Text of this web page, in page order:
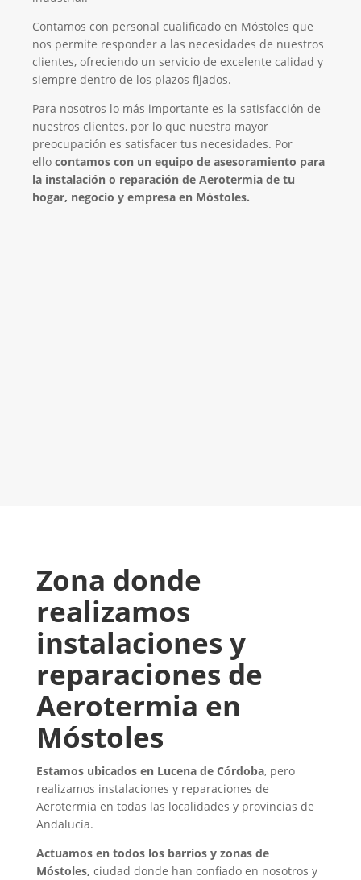
Contamos con personal cualificado en Móstoles que
nos permite responder a las necesidades de nuestros
clientes, ofreciendo un servicio de excelente calidad y
siempre dentro de los plazos fijados.
Para nosotros lo más importante es la satisfacción de
nuestros clientes, por lo que nuestra mayor
preocupación es satisfacer tus necesidades. Por
ello contamos con un equipo de asesoramiento para
la instalación o reparación de Aerotermia de tu
hogar, negocio y empresa en Móstoles.
Zona donde
realizamos
instalaciones y
reparaciones de
Aerotermia en
Móstoles
Estamos ubicados en Lucena de Córdoba, pero
realizamos instalaciones y reparaciones de
Aerotermia en todas las localidades y provincias de
Andalucía.
Actuamos en todos los barrios y zonas de
Móstoles, ciudad donde han confiado en nosotros y